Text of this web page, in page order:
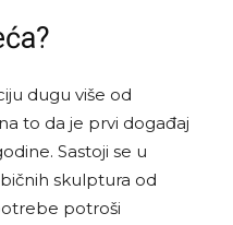
dugu više od
to da je prvi događaj
Sastoji se u
skulptura od
potroši